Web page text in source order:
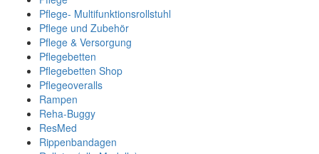
Pflege- Multifunktionsrollstuhl
Pflege und Zubehör
Pflege & Versorgung
Pflegebetten
Pflegebetten Shop
Pflegeoveralls
Rampen
Reha-Buggy
ResMed
Rippenbandagen